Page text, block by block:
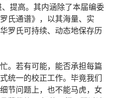
提高。其内涵除了本届编委
氏通谱》，以其海量、实
罗氏可持续、动态地保存历
。若有可能，能否承担每篇
统一的校正工作。毕竟我们
节问题上，也不能马虎，女